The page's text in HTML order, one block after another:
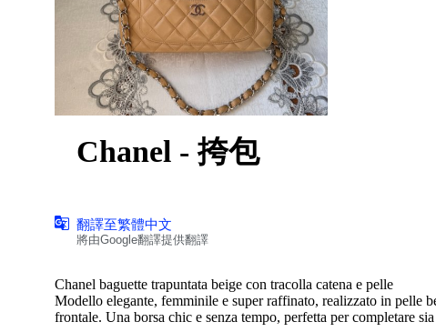
Chanel - 挎包
翻譯至繁體中文
將由Google翻譯提供翻譯
Chanel baguette trapuntata beige con tracolla catena e pelle
Modello elegante, femminile e super raffinato, realizzato in pelle
frontale. Una borsa chic e senza tempo, perfetta per completare